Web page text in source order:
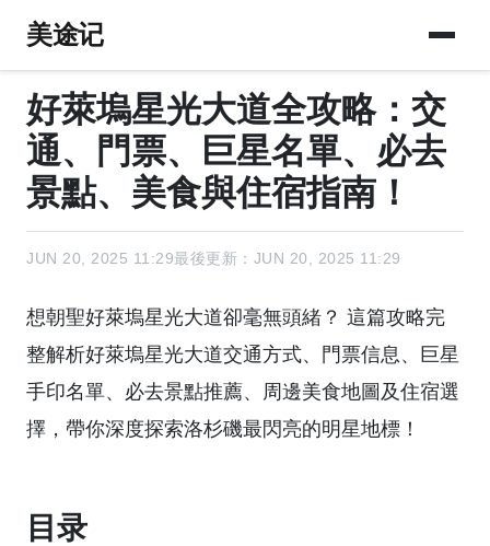
美途记
好萊塢星光大道全攻略：交
通、門票、巨星名單、必去
景點、美食與住宿指南！
JUN 20, 2025 11:29最後更新：JUN 20, 2025 11:29
想朝聖好萊塢星光大道卻毫無頭緒？ 這篇攻略完
整解析好萊塢星光大道交通方式、門票信息、巨星
手印名單、必去景點推薦、周邊美食地圖及住宿選
擇，帶你深度探索洛杉磯最閃亮的明星地標！
目录